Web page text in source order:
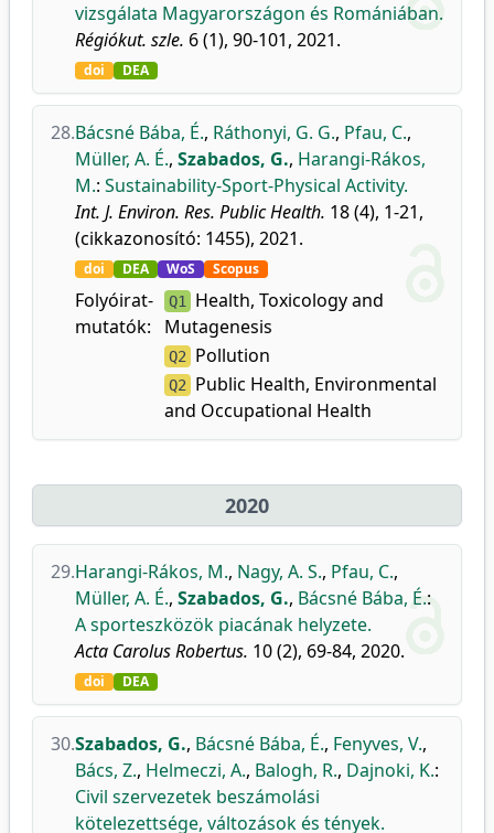
vizsgálata Magyarországon és Romániában.
Régiókut. szle. 6 (1), 90-101, 2021.
doi DEA
28.Bácsné Bába, É., Ráthonyi, G. G., Pfau, C.,
Müller, A. É., Szabados, G., Harangi-Rákos,
M.: Sustainability-Sport-Physical Activity.
Int. J. Environ. Res. Public Health. 18 (4), 1-21,
(cikkazonosító: 1455), 2021.
doi DEA WoS Scopus
Folyóirat-
mutatók:
Q1 Health, Toxicology and
Mutagenesis
Q2 Pollution
Q2 Public Health, Environmental
and Occupational Health
2020
29.Harangi-Rákos, M., Nagy, A. S., Pfau, C.,
Müller, A. É., Szabados, G., Bácsné Bába, É.:
A sporteszközök piacának helyzete.
Acta Carolus Robertus. 10 (2), 69-84, 2020.
doi DEA
30.Szabados, G., Bácsné Bába, É., Fenyves, V.,
Bács, Z., Helmeczi, A., Balogh, R., Dajnoki, K.:
Civil szervezetek beszámolási
kötelezettsége, változások és tények.